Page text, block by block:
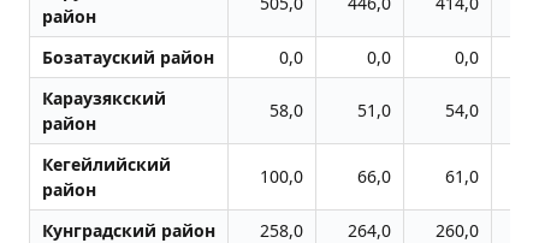
район
Бозатауский район 0,0 0,0
0,0
Караузякский
район
58,0 51,0 54,0
Кегейлийский
район
100,0 66,0 61,0
Кунградский район 258,0 264,0 260,0